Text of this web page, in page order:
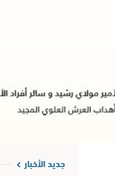
جديد الأخبار